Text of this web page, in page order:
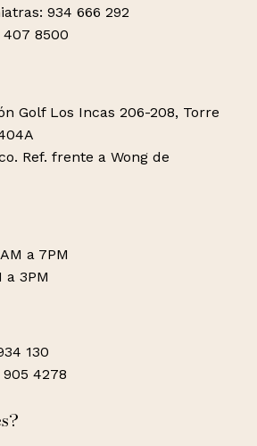
934 666 292
407 8500
Golf Los Incas 206-208, Torre
Ref. frente a Wong de
a 7PM
a 3PM
130
905 4278